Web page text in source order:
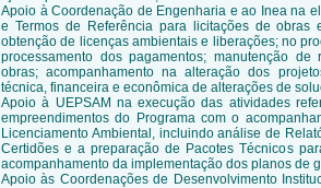
Apoio à Coordenação de Engenharia e ao Inea na
e Termos de Referência para licitações de obras
obtenção de licenças ambientais e liberações; no
processamento dos pagamentos; manutenção de
obras; acompanhamento na alteração dos
técnica, financeira e econômica de alterações de
Apoio à UEPSAM na execução das atividades
empreendimentos do Programa com o
Licenciamento Ambiental, incluindo análise de
Certidões e a preparação de Pacotes Técnicos
acompanhamento da implementação dos planos de
Apoio às Coordenações de Desenvolvimento